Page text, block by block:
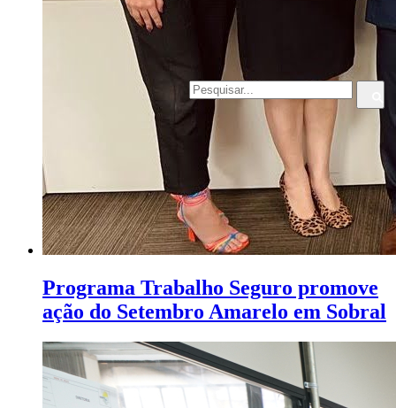
Programa Trabalho Seguro promove
ação do Setembro Amarelo em Sobral